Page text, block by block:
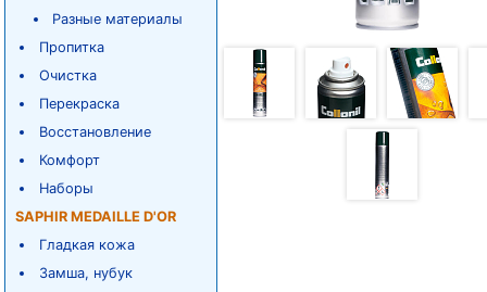
Разные материалы
Пропитка
Очистка
Перекраска
Восстановление
Комфорт
Наборы
SAPHIR MEDAILLE D'OR
Гладкая кожа
Замша, нубук